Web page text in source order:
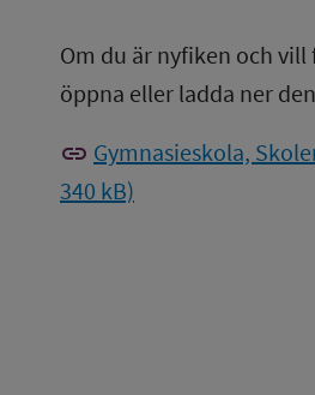
Om du är nyfiken och
öppna eller ladda ner
link Gymnasieskola,
340 kB)